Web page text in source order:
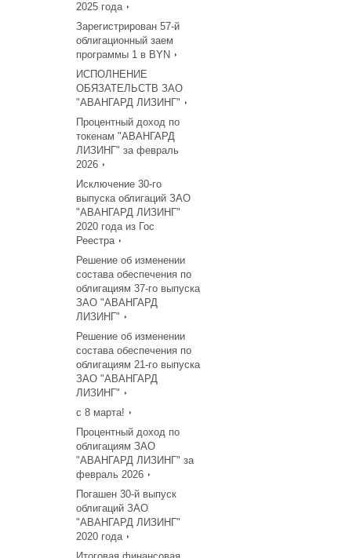
2025 года
Зарегистрирован 57-й
облигационный заем
программы 1 в BYN
ИСПОЛНЕНИЕ
ОБЯЗАТЕЛЬСТВ ЗАО
"АВАНГАРД ЛИЗИНГ"
Процентный доход по
токенам "АВАНГАРД
ЛИЗИНГ" за февраль
2026
Исключение 30-го
выпуска облигаций ЗАО
"АВАНГАРД ЛИЗИНГ"
2020 года из Гос
Реестра
Решение об изменении
состава обеспечения по
облигациям 37-го выпуска
ЗАО "АВАНГАРД
ЛИЗИНГ"
Решение об изменении
состава обеспечения по
облигациям 21-го выпуска
ЗАО "АВАНГАРД
ЛИЗИНГ"
с 8 марта!
Процентный доход по
облигациям ЗАО
"АВАНГАРД ЛИЗИНГ" за
февраль 2026
Погашен 30-й выпуск
облигаций ЗАО
"АВАНГАРД ЛИЗИНГ"
2020 года